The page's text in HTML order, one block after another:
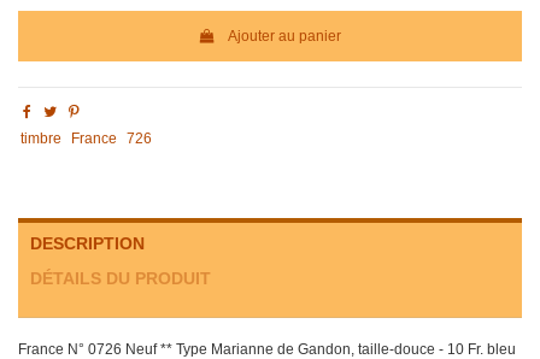
Ajouter au panier
timbre France 726
DESCRIPTION
DÉTAILS DU PRODUIT
France N° 0726 Neuf ** Type Marianne de Gandon, taille-douce - 10 Fr. bleu